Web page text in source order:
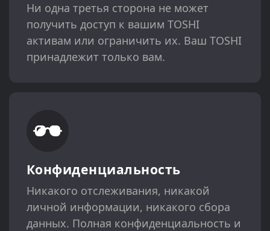
Ни одна третья сторона не может
получить доступ к вашим TOSHI
активам или ограничить их. Ваш TOSHI
принадлежит только вам.
Конфиденциальность
Никакого отслеживания, никакой
личной информации, никакого сбора
данных. Полная конфиденциальность и